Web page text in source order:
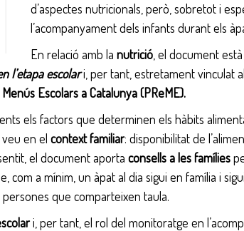
d’aspectes nutricionals, però, sobretot i
l’acompanyament dels infants durant els
En relació amb la nutrició , el document
l’etapa escolari, per tant, estretament vinculat
Escolars a Catalunya (PReME).
els factors que determinen els hàbits
en el context familiar: disponibilitat de
el document aporta consells a les famílies
com a mínim, un àpat al dia sigui en família i
que comparteixen taula.
i, per tant, el rol del monitoratge en